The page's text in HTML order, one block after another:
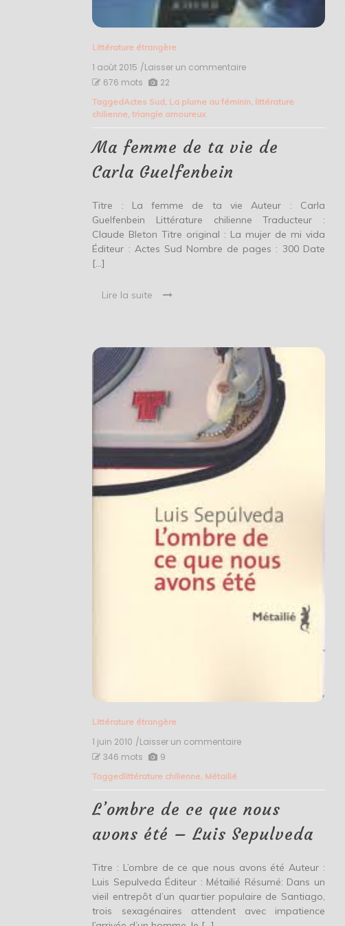
Littérature étrangère
1 août 2015 /Laisser un commentaire
de
Carla
676 mots 22
TaggedActes Sud La plume au féminin littérature
chilienne ,triangle amoureux
Ma femme de ta vie de
Carla Guelfenbein
Titre : La femme de ta vie Auteur : Carla
Guelfenbein Littérature chilienne Traducteur :
Claude Bleton Titre original : La mujer de mi vida
Éditeur : Actes Sud Nombre de pages : 300 Date
[…]
Lire la suite
Littérature étrangère
1 juin 2010 /Laisser un commentaire
avons
–
Sepulveda
346 mots 9
Taggedlittérature chilienne Métailié
L’ombre de ce que nous
avons été – Luis Sepulveda
Titre : L’ombre de ce que nous avons été Auteur :
Luis Sepulveda Éditeur : Métailié Résumé: Dans un
vieil entrepôt d’un quartier populaire de Santiago,
trois sexagénaires attendent avec impatience